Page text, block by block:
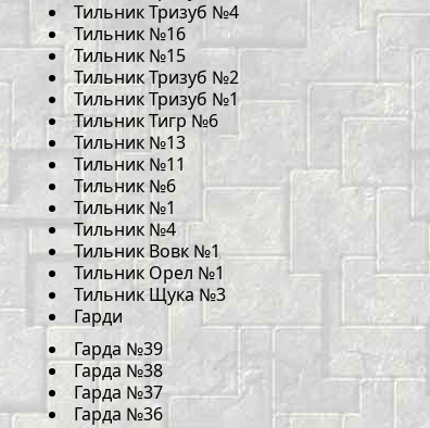
Тильник Тризуб №4
Тильник №16
Тильник №15
Тильник Тризуб №2
Тильник Тризуб №1
Тильник Тигр №6
Тильник №13
Тильник №11
Тильник №6
Тильник №1
Тильник №4
Тильник Вовк №1
Тильник Орел №1
Тильник Щука №3
Гарди
Гарда №39
Гарда №38
Гарда №37
Гарда №36